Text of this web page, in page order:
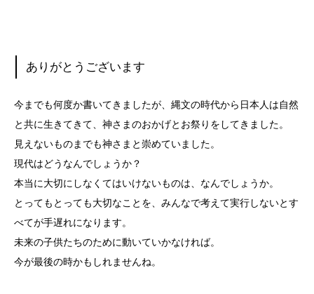
ありがとうございます
今までも何度か書いてきましたが、縄文の時代から日本人は自然
と共に生きてきて、神さまのおかげとお祭りをしてきました。
見えないものまでも神さまと崇めていました。
現代はどうなんでしょうか？
本当に大切にしなくてはいけないものは、なんでしょうか。
とってもとっても大切なことを、みんなで考えて実行しないとす
べてが手遅れになります。
未来の子供たちのために動いていかなければ。
今が最後の時かもしれませんね。